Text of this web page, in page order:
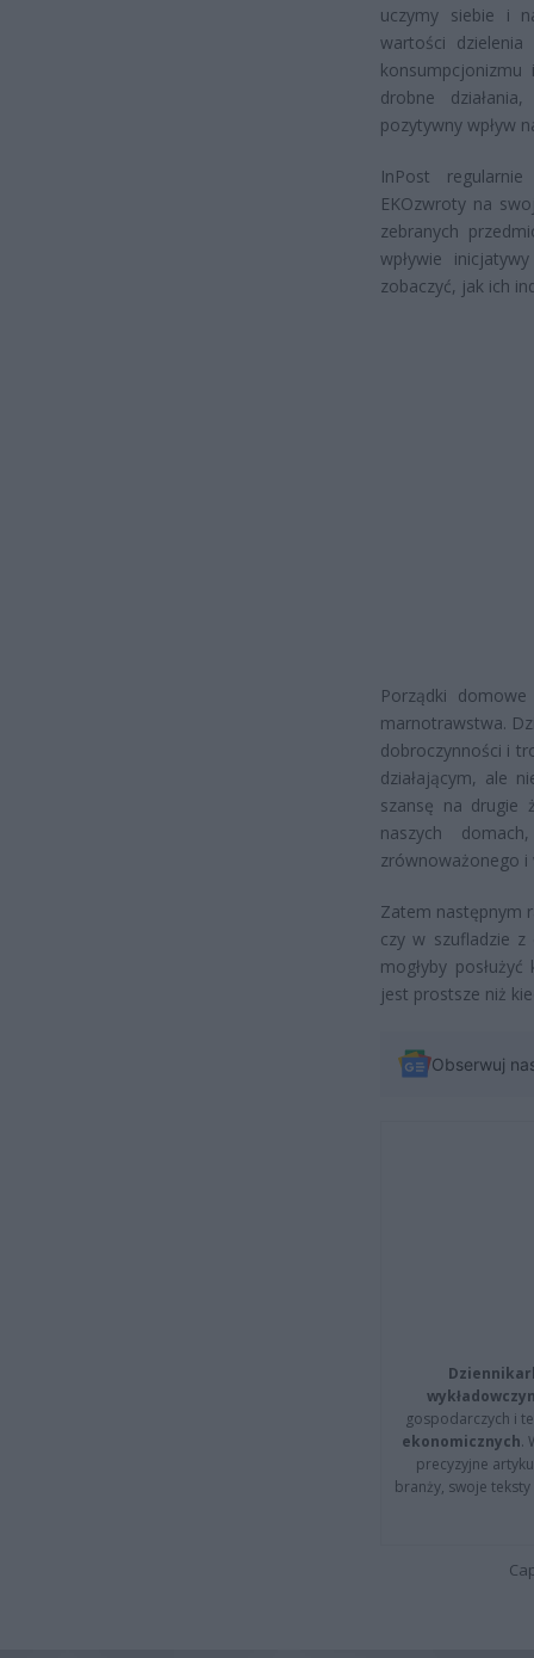
uczymy siebie i
wartości
drobne
pozytywny wpływ
InPost
EKOzwroty na
zebranych
wpływie
zobaczyć, jak ich
Porządki
marnotrawstwa.
dobroczynności i
działającym, ale
szansę na drugie
naszych
zrównoważonego i
Zatem następnym
czy w szufladzie
mogłyby
jest prostsze niż
Obserwuj
gospodarczych i
ekonomicznych.
precyzyjne
branży, swoje